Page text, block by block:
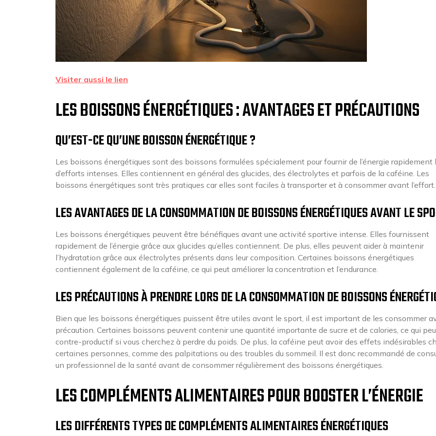
Visiter aussi le lien
LES BOISSONS ÉNERGÉTIQUES : AVANTAGES ET PRÉCAUTIONS
QU’EST-CE QU’UNE BOISSON ÉNERGÉTIQUE ?
Les boissons énergétiques sont des boissons formulées spécialement pour fournir de l’énergie rapidement
d’efforts intenses. Elles contiennent en général des glucides, des électrolytes et parfois de la caféine. Les
boissons énergétiques sont très pratiques car elles sont faciles à transporter et à consommer avant l’effort.
LES AVANTAGES DE LA CONSOMMATION DE BOISSONS ÉNERGÉTIQUES AVANT LE
Les boissons énergétiques peuvent être bénéfiques avant une activité sportive intense. Elles fournissent
rapidement de l’énergie grâce aux glucides qu’elles contiennent. De plus, elles peuvent aider à maintenir
l’hydratation grâce aux électrolytes présents dans leur composition. Certaines boissons énergétiques
contiennent également de la caféine, ce qui peut améliorer la concentration et l’endurance.
LES PRÉCAUTIONS À PRENDRE LORS DE LA CONSOMMATION DE BOISSONS
Bien que les boissons énergétiques puissent être utiles avant le sport, il est important de les consommer
précaution. Certaines boissons peuvent contenir une quantité importante de sucre et de calories, ce qui
contre-productif si vous cherchez à perdre du poids. De plus, la caféine peut avoir des effets indésirables
certaines personnes, comme des palpitations ou des troubles du sommeil. Il est donc recommandé de
un professionnel de la santé avant de consommer régulièrement des boissons énergétiques.
LES COMPLÉMENTS ALIMENTAIRES POUR BOOSTER L’ÉNERGIE
LES DIFFÉRENTS TYPES DE COMPLÉMENTS ALIMENTAIRES ÉNERGÉTIQUES